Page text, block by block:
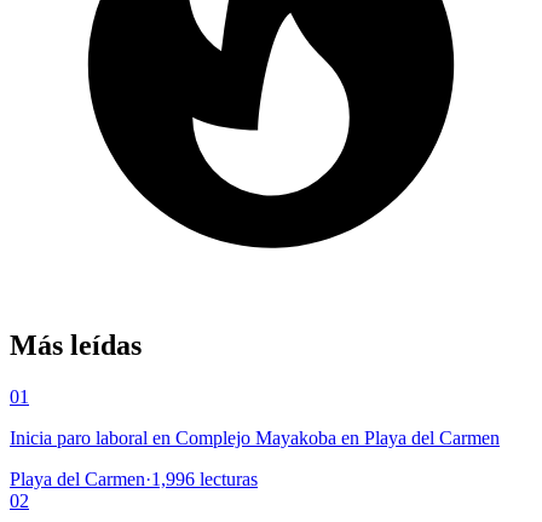
Más leídas
01
Inicia paro laboral en Complejo Mayakoba en Playa del Carmen
Playa del Carmen·1,996 lecturas
02